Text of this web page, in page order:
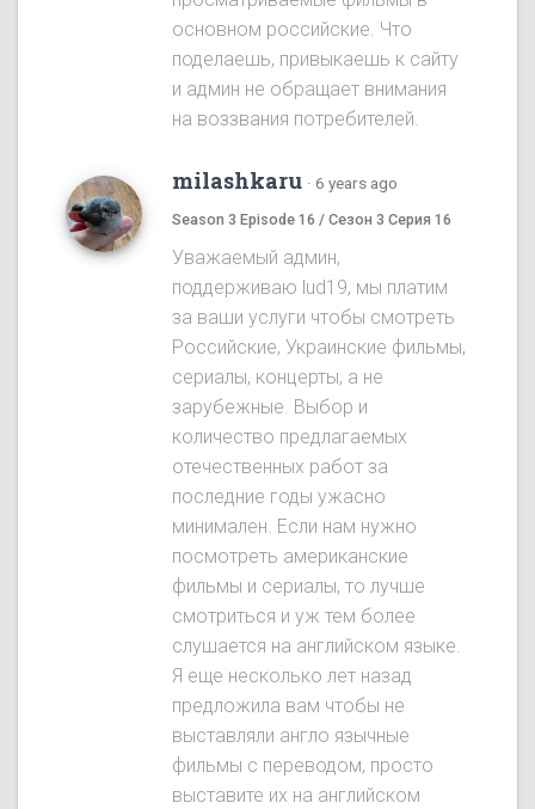
основном российские. Что
поделаешь, привыкаешь к сайту
и админ не обращает внимания
на воззвания потребителей.
milashkaru · 6 years ago
Season 3 Episode 16 / Сезон 3 Серия 16
Уважаемый админ,
поддерживаю lud19, мы платим
за ваши услуги чтобы смотреть
Российские, Украинские фильмы,
сериалы, концерты, а не
зарубежные. Выбор и
количество предлагаемых
отечественных работ за
последние годы ужасно
минимален. Если нам нужно
посмотреть американские
фильмы и сериалы, то лучше
смотриться и уж тем более
слушается на английском языке.
Я еще несколько лет назад
предложила вам чтобы не
выставляли англо язычные
фильмы с переводом, просто
выставите их на английском